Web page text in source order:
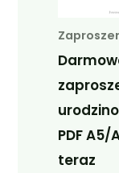
PDF A5/
teraz